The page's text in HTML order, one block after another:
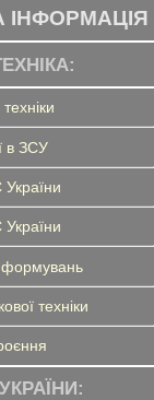
ІНФОРМАЦІЯ
в ЗСУ
техніки